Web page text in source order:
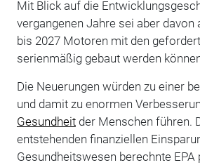
Mit Blick auf die
vergangenen Jahre sei aber davon
bis 2027 Motoren mit den
serienmäßig gebaut werden
Die Neuerungen würden zu einer
und damit zu enormen
Gesundheitder Menschen führen.
entstehenden finanziellen
Gesundheitswesen berechnte